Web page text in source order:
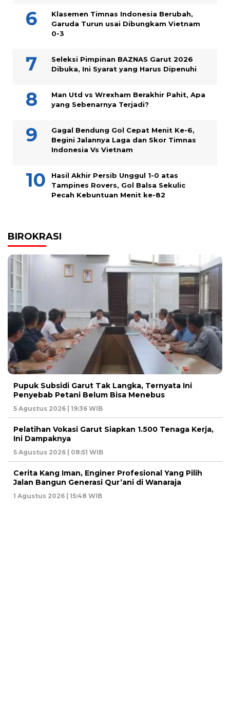
Klasemen Timnas Indonesia Berubah,
Garuda Turun usai Dibungkam Vietnam
0-3
Seleksi Pimpinan BAZNAS Garut 2026
Dibuka, Ini Syarat yang Harus Dipenuhi
Man Utd vs Wrexham Berakhir Pahit, Apa
yang Sebenarnya Terjadi?
Gagal Bendung Gol Cepat Menit Ke-6,
Begini Jalannya Laga dan Skor Timnas
Indonesia Vs Vietnam
Hasil Akhir Persib Unggul 1-0 atas
Tampines Rovers, Gol Balsa Sekulic
Pecah Kebuntuan Menit ke-82
BIROKRASI
Pupuk Subsidi Garut Tak Langka, Ternyata Ini
Penyebab Petani Belum Bisa Menebus
5 Agustus 2026 | 19:36 WIB
Pelatihan Vokasi Garut Siapkan 1.500 Tenaga Kerja,
Ini Dampaknya
5 Agustus 2026 | 08:51 WIB
Cerita Kang Iman, Enginer Profesional Yang Pilih
Jalan Bangun Generasi Qur’ani di Wanaraja
1 Agustus 2026 | 15:48 WIB